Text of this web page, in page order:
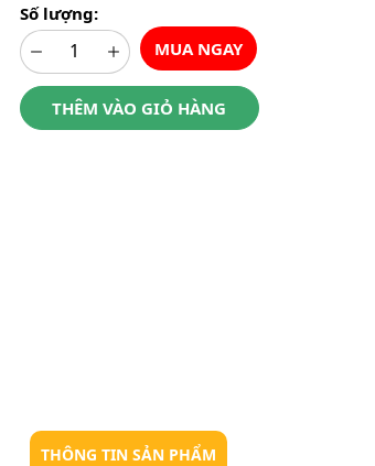
Số lượng:
MUA NGAY
THÊM VÀO GIỎ HÀNG
THÔNG TIN SẢN PHẨM